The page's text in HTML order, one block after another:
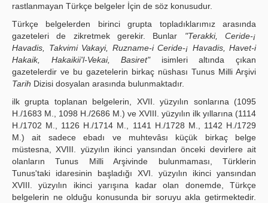
rastlanmayan Türkçe belgeler İçin de söz konusudur.
Türkçe belgelerden birinci grupta topladıklarımız arasında
gazeteleri de zikretmek gerekir. Bunlar "Terakki, Ceride-¡
Havadis, Takvimi Vakayi, Ruzname-i Ceride-¡ Havadis, Havet-i
Hakaik, Hakaikii'l-Vekai, Basiret"isimleri altında çıkan
gazetelerdir ve bu gazetelerin birkaç nüshası Tunus Milli Arşivi
Tarih Dizisi dosyalan arasında bulunmaktadır.
ilk grupta toplanan belgelerin, XVII. yüzyılın sonlarına (1095
H./1683 M., 1098 H./2686 M.) ve XVIII. yüzyılın ilk yıllarına (1114
H./1702 M., 1126 H./1714 M., 1141 H./1728 M., 1142 H./1729
M.) ait sadece ebadı ve muhtevâsı küçük birkaç belge
müstesna, XVIII. yüzyılın ikinci yansından önceki devirlere ait
olanların Tunus Milli Arşivinde bulunmaması, Türklerin
Tunus'taki idaresinin başladığı XVI. yüzyılın ikinci yansından
XVIII. yüzyılın ikinci yarışına kadar olan donemde, Türkçe
belgelerin ne olduğu konusunda bir soruyu akla getirmektedir.